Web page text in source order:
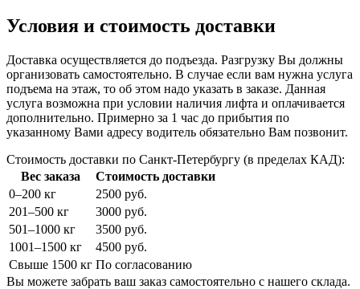
Условия и стоимость доставки
Доставка осуществляется до подъезда. Разгрузку Вы должны
организовать самостоятельно. В случае если вам нужна услуга
подъема на этаж, то об этом надо указать в заказе. Данная
услуга возможна при условии наличия лифта и оплачивается
дополнительно. Примерно за 1 час до прибытия по
указанному Вами адресу водитель обязательно Вам позвонит.
Стоимость доставки по Санкт-Петербургу (в пределах КАД):
Вес заказа
Стоимость доставки
0–200 кг
2500 руб.
201–500 кг
3000 руб.
501–1000 кг
3500 руб.
1001–1500 кг
4500 руб.
Свыше 1500 кг По согласованию
Вы можете забрать ваш заказ самостоятельно с нашего склада.